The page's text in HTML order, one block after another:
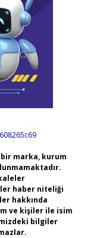
marka, kurum
haber niteliği
hakkında
ve kişiler ile isim
bilgiler